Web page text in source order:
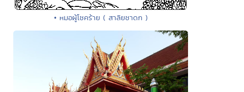
• หมอผู้โชคร้าย ( สาลิยชาดก )